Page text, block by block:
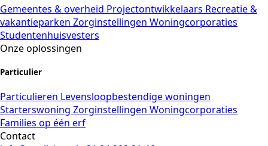
Gemeentes & overheid Projectontwikkelaars Recreatie &
vakantieparken Zorginstellingen Woningcorporaties
Studentenhuisvesters
Onze oplossingen
Particulier
Particulieren Levensloopbestendige woningen
Starterswoning Zorginstellingen Woningcorporaties
Families op één erf
Contact